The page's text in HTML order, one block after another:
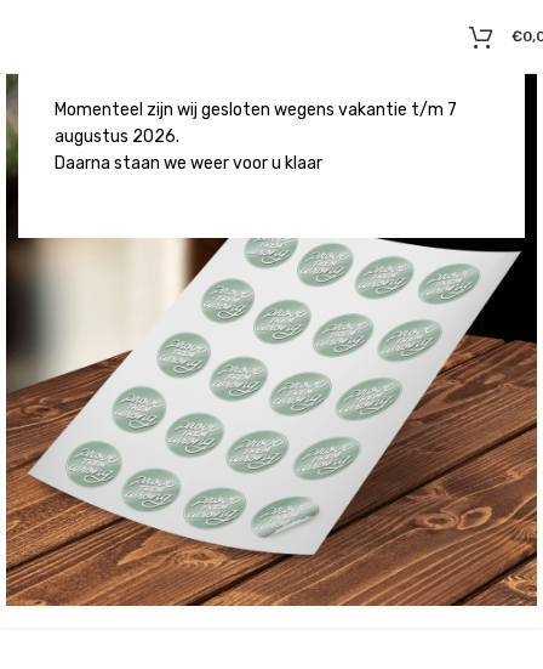
Momenteel zijn wij gesloten wegens vakantie t/m 7
augustus 2026.
Daarna staan we weer voor u klaar
€